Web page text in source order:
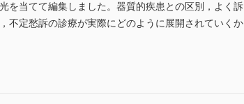
を当てて編集しました。器質的疾患との区別，よく訴
不定愁訴の診療が実際にどのように展開されていくか